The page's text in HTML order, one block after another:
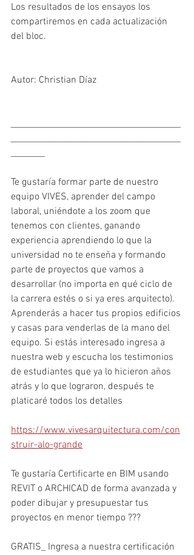
Los resultados de los ensayos los
compartiremos en cada actualización
del bloc.
Autor: Christian Díaz
________________________________________
________________________________________
________
Te gustaría formar parte de nuestro
equipo VIVES, aprender del campo
laboral, uniéndote a los zoom que
tenemos con clientes, ganando
experiencia aprendiendo lo que la
universidad no te enseña y formando
parte de proyectos que vamos a
desarrollar (no importa en qué ciclo de
la carrera estés o si ya eres arquitecto).
Aprenderás a hacer tus propios edificios
y casas para venderlas de la mano del
equipo. Si estás interesado ingresa a
nuestra web y escucha los testimonios
de estudiantes que ya lo hicieron años
atrás y lo que lograron, después te
platicaré todos los detalles
https://www.vivesarquitectura.com/con
struir-alo-grande
Te gustaría Certificarte en BIM usando
REVIT o ARCHICAD de forma avanzada y
poder dibujar y presupuestar tus
proyectos en menor tiempo ???
GRATIS_ Ingresa a nuestra certificación